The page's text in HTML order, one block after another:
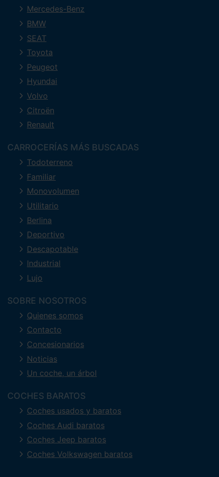
Mercedes-Benz
BMW
SEAT
Toyota
Peugeot
Hyundai
Volvo
Citroën
Renault
CARROCERÍAS MÁS BUSCADAS
Todoterreno
Familiar
Monovolumen
Utilitario
Berlina
Deportivo
Descapotable
Industrial
Lujo
SOBRE NOSOTROS
Quienes somos
Contacto
Concesionarios
Noticias
Un coche, un árbol
COCHES BARATOS
Coches usados y baratos
Coches Audi baratos
Coches Jeep baratos
Coches Volkswagen baratos